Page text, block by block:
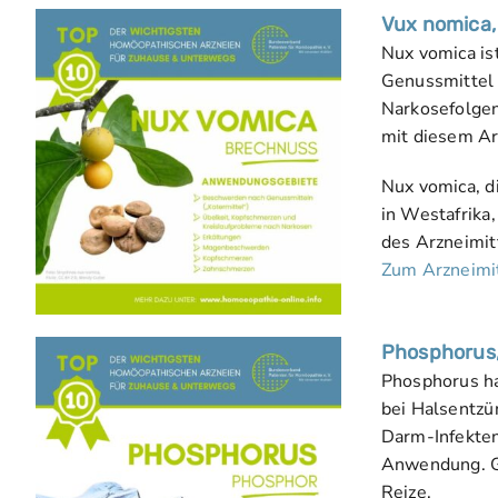
Vux
Nux vomica
mit diesem
Nux vomica,
in
des
Zum
Phosphorus
bei
Darm-
Anwendung.
Reize.